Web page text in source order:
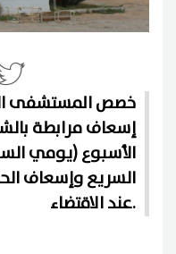
خصص المستشفى
إسعاف مرابطة
الأسبوع (يومي
السريع وإسعاف
عند الاقتضاء.